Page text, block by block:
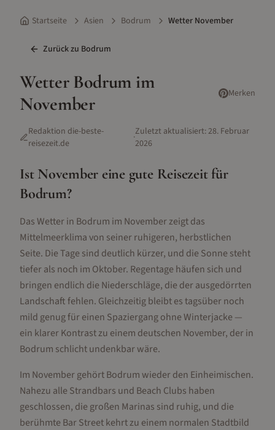
Startseite Asien Bodrum Wetter November
Zurück zu Bodrum
WetterBodrum im
November
Merken
Redaktion die-beste-
reisezeit.de
·Zuletzt aktualisiert:28. Februar
2026
Ist November eine gute Reisezeit für
Bodrum?
Das Wetter in Bodrum im November zeigt das
Mittelmeerklima von seiner ruhigeren, herbstlichen
Seite. Die Tage sind deutlich kürzer, und die Sonne steht
tiefer als noch im Oktober. Regentage häufen sich und
bringen endlich die Niederschläge, die der ausgedörrten
Landschaft fehlen. Gleichzeitig bleibt es tagsüber noch
mild genug für einen Spaziergang ohne Winterjacke —
ein klarer Kontrast zu einem deutschen November, der in
Bodrum schlicht undenkbar wäre.
Im November gehört Bodrum wieder den Einheimischen.
Nahezu alle Strandbars und Beach Clubs haben
geschlossen, die großen Marinas sind ruhig, und die
berühmte Bar Street kehrt zu einem normalen Stadtbild